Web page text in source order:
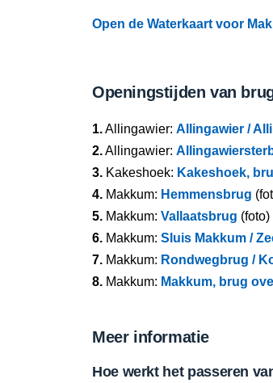
Open de Waterkaart voor
Openingstijden van
1.Allingawier: Allingawier /
2.Allingawier:
3. Kakeshoek: Kakeshoek,
4. Makkum: Hemmensbrug
5. Makkum: Vallaatsbrug (foto)
6. Makkum: Sluis Makkum /
7. Makkum: Rondwegbrug /
8. Makkum: Makkum, brug
Meer informatie
Hoe werkt het passeren